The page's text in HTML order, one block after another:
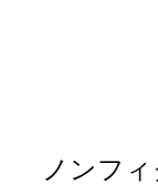
ノンフ